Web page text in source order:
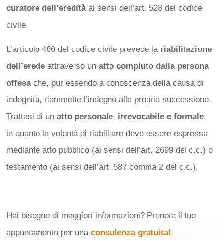
curatore dell’ereditàai sensi dell’art. 528 del codice
civile.
L’articolo 466 del codice civile prevede la riabilitazione
dell’eredeattraverso un atto compiuto dalla persona
offesache, pur essendo a conoscenza della causa di
indegnità, riammette l’indegno alla propria successione.
Trattasi di un atto personale, irrevocabile e formale,
in quanto la volontà di riabilitare deve essere espressa
mediante atto pubblico (ai sensi dell’art. 2699 del c.c.) o
testamento (ai sensi dell’art. 587 comma 2 del c.c.).
Hai bisogno di maggiori informazioni? Prenota il tuo
appuntamento per una consulenza gratuita!